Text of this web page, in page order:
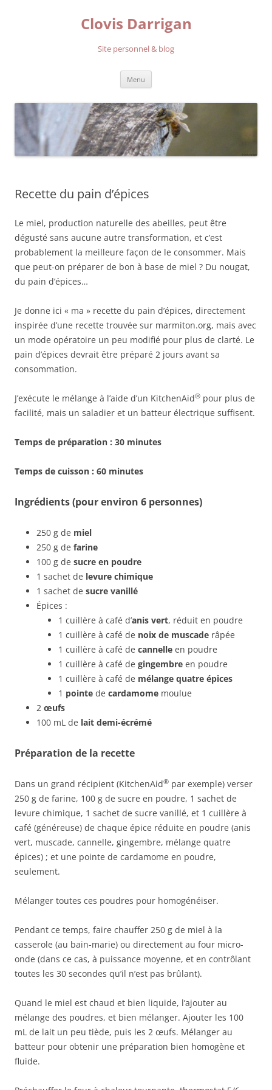
Clovis Darrigan
Site personnel & blog
Menu
Recette du pain d’épices
Le miel, production naturelle des abeilles, peut être
dégusté sans aucune autre transformation, et c’est
probablement la meilleure façon de le consommer. Mais
que peut-on préparer de bon à base de miel ? Du nougat,
du pain d’épices…
Je donne ici « ma » recette du pain d’épices, directement
inspirée d’une recette trouvée sur marmiton.org, mais avec
un mode opératoire un peu modifié pour plus de clarté. Le
pain d’épices devrait être préparé 2 jours avant sa
consommation.
J’exécute le mélange à l’aide d’un KitchenAid® pour plus de
facilité, mais un saladier et un batteur électrique suffisent.
Temps de préparation : 30 minutes
Temps de cuisson : 60 minutes
Ingrédients (pour environ 6 personnes)
250 g de miel
250 g de farine
100 g de sucre en poudre
1 sachet de levure chimique
1 sachet de sucre vanillé
Épices :
1 cuillère à café d’anis vert, réduit en poudre
1 cuillère à café de noix de muscade râpée
1 cuillère à café de cannelle en poudre
1 cuillère à café de gingembre en poudre
1 cuillère à café de mélange quatre épices
1 pointe de cardamome moulue
2 œufs
100 mL de lait demi-écrémé
Préparation de la recette
Dans un grand récipient (KitchenAid® par exemple) verser
250 g de farine, 100 g de sucre en poudre, 1 sachet de
levure chimique, 1 sachet de sucre vanillé, et 1 cuillère à
café (généreuse) de chaque épice réduite en poudre (anis
vert, muscade, cannelle, gingembre, mélange quatre
épices) ; et une pointe de cardamome en poudre,
seulement.
Mélanger toutes ces poudres pour homogénéiser.
Pendant ce temps, faire chauffer 250 g de miel à la
casserole (au bain-marie) ou directement au four micro-
onde (dans ce cas, à puissance moyenne, et en contrôlant
toutes les 30 secondes qu’il n’est pas brûlant).
Quand le miel est chaud et bien liquide, l’ajouter au
mélange des poudres, et bien mélanger. Ajouter les 100
mL de lait un peu tiède, puis les 2 œufs. Mélanger au
batteur pour obtenir une préparation bien homogène et
fluide.